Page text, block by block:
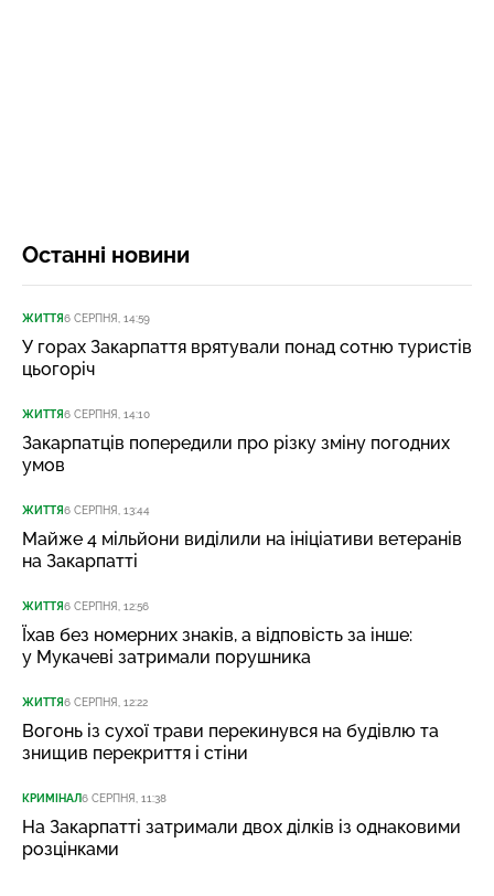
Останні новини
ЖИТТЯ6 СЕРПНЯ, 14:59
У горах Закарпаття врятували понад сотню туристів
цьогоріч
ЖИТТЯ6 СЕРПНЯ, 14:10
Закарпатців попередили про різку зміну погодних
умов
ЖИТТЯ6 СЕРПНЯ, 13:44
Майже 4 мільйони виділили на ініціативи ветеранів
на Закарпатті
ЖИТТЯ6 СЕРПНЯ, 12:56
Їхав без номерних знаків, а відповість за інше:
у Мукачеві затримали порушника
ЖИТТЯ6 СЕРПНЯ, 12:22
Вогонь із сухої трави перекинувся на будівлю та
знищив перекриття і стіни
КРИМІНАЛ6 СЕРПНЯ, 11:38
На Закарпатті затримали двох ділків із однаковими
розцінками